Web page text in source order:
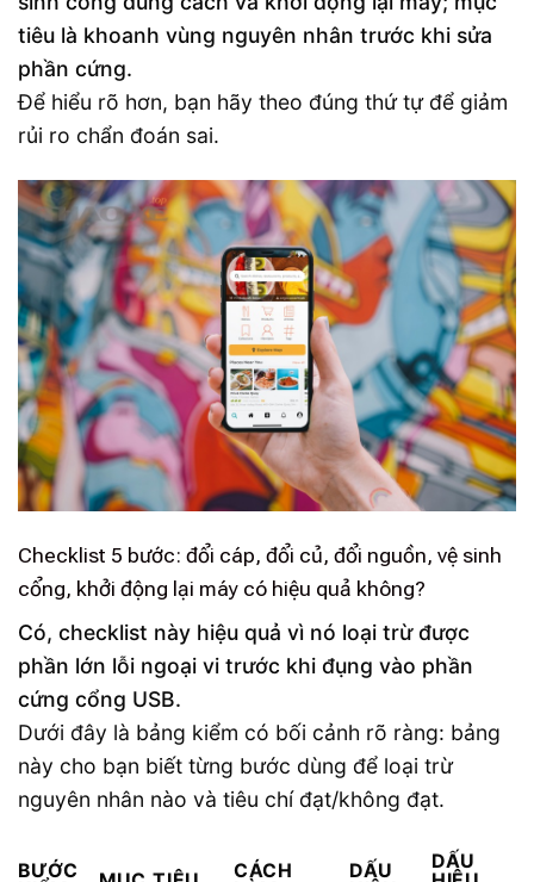
tiêu là khoanh vùng nguyên nhân trước khi sửa
phần cứng.
Để hiểu rõ hơn, bạn hãy theo đúng thứ tự để giảm
rủi ro chẩn đoán sai.
Checklist 5 bước: đổi cáp, đổi củ, đổi nguồn, vệ sinh
cổng, khởi động lại máy có hiệu quả không?
Có, checklist này hiệu quả vì nó loại trừ được
phần lớn lỗi ngoại vi trước khi đụng vào phần
cứng cổng USB.
Dưới đây là bảng kiểm có bối cảnh rõ ràng: bảng
này cho bạn biết từng bước dùng để loại trừ
nguyên nhân nào và tiêu chí đạt/không đạt.
BƯỚC
CÁCH
DẤU
DẤU